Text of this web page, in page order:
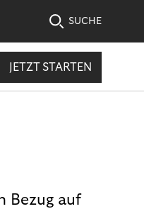
SUCHE
JETZT STARTEN
Bezug auf